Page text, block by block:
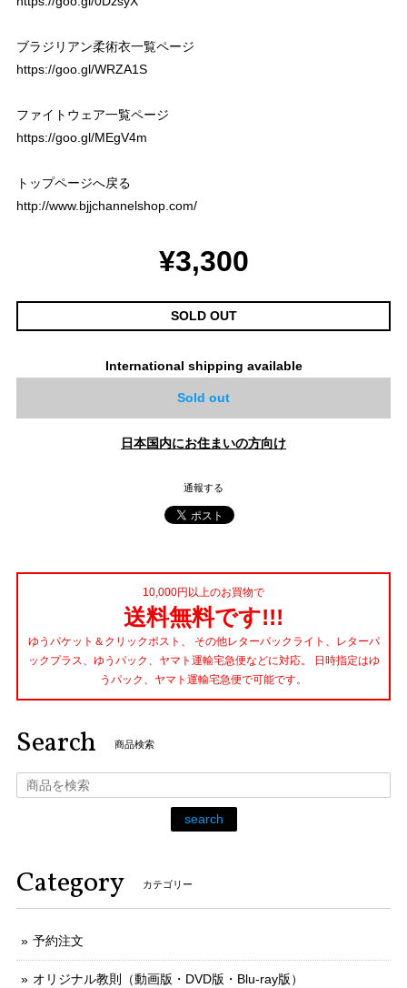
ブラジリアン柔術衣一覧ページ
https://goo.gl/WRZA1S
ファイトウェア一覧ページ
https://goo.gl/MEgV4m
トップページへ戻る
http://www.bjjchannelshop.com/
¥3,300
SOLD OUT
International shipping available
Sold out
日本国内にお住まいの方向け
通報する
10,000円以上のお買物で
送料無料です!!!
ゆうパケット＆クリックポスト、 その他レターパックライト、レターパ
ックプラス、ゆうパック、ヤマト運輸宅急便などに対応。 日時指定はゆ
うパック、ヤマト運輸宅急便で可能です。
Search 商品検索
search
Category カテゴリー
予約注文
オリジナル教則（動画版・DVD版・Blu-ray版）